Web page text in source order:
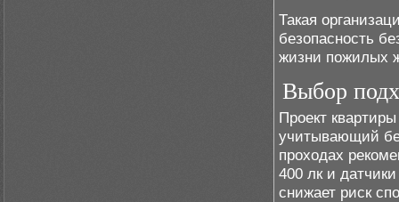
Такая
безопасность
жизни пожилых
Выбор
Проект
учитывающий
проходах
400 лк и
снижает риск